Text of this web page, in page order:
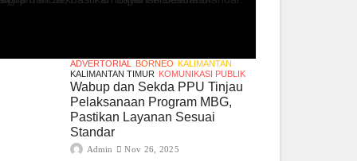
ADVERTORIAL BORNEO KALIMANTAN
KALIMANTAN TIMUR KOMUNIKASI PUBLIK
Wabup dan Sekda PPU Tinjau
Pelaksanaan Program MBG,
Pastikan Layanan Sesuai
Standar
Admin Nov 26, 2025